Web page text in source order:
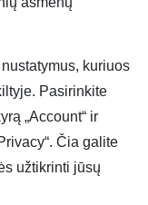
kuriuos
Pasirinkite
„Account“ ir
Čia galite
užtikrinti jūsų